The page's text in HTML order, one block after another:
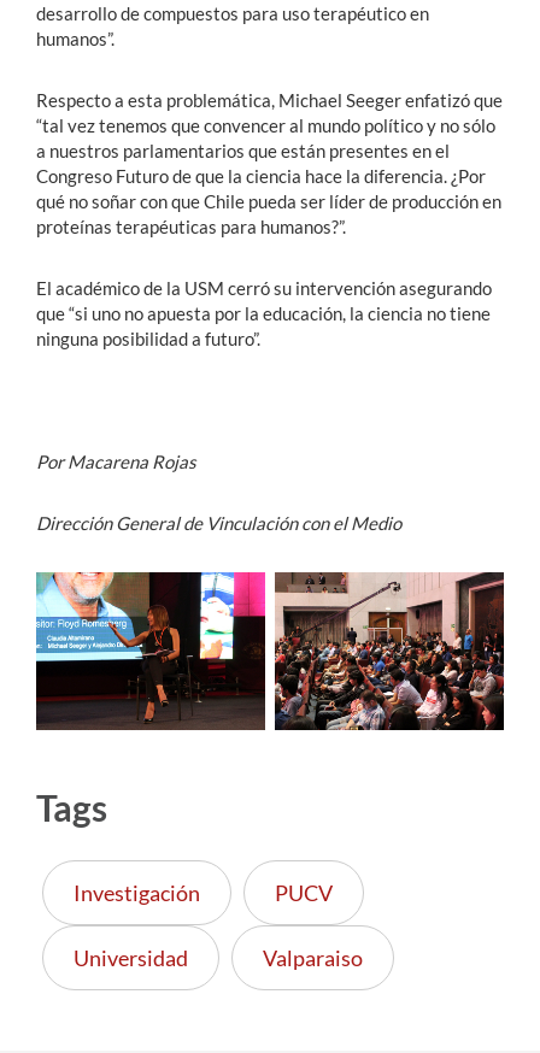
desarrollo de compuestos para uso terapéutico en
humanos”.
Respecto a esta problemática, Michael Seeger enfatizó que
“tal vez tenemos que convencer al mundo político y no sólo
a nuestros parlamentarios que están presentes en el
Congreso Futuro de que la ciencia hace la diferencia. ¿Por
qué no soñar con que Chile pueda ser líder de producción en
proteínas terapéuticas para humanos?”.
El académico de la USM cerró su intervención asegurando
que “si uno no apuesta por la educación, la ciencia no tiene
ninguna posibilidad a futuro”.
Por Macarena Rojas
Dirección General de Vinculación con el Medio
Tags
Investigación PUCV
Universidad Valparaiso